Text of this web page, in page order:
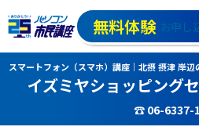
無料体験 お申し
スマートフォン（スマホ）講座｜北摂 摂津 岸
イズミヤショッピング
☎ 06-6337-